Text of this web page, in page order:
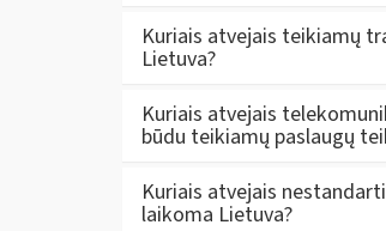
Kuriais atvejais teikiamų
Lietuva?
Kuriais atvejais
būdu teikiamų paslaugų
Kuriais atvejais
laikoma Lietuva?